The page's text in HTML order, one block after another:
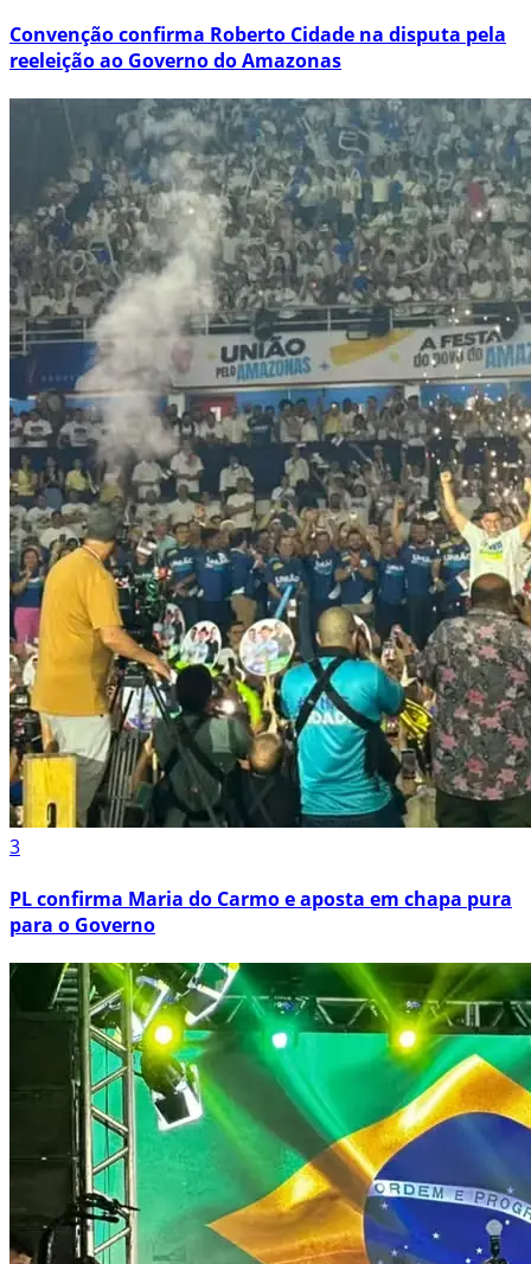
Convenção confirma Roberto Cidade na disputa pela
reeleição ao Governo do Amazonas
3
PL confirma Maria do Carmo e aposta em chapa pura
para o Governo